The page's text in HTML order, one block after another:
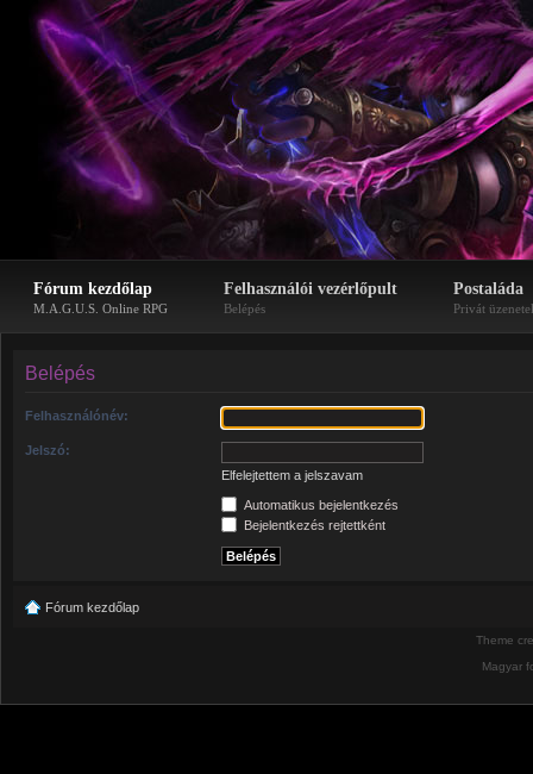
Fórum kezdőlap
M.A.G.U.S. Online RPG
Felhasználói vezérlőpult
Belépés
Postaláda
Privát
Belépés
Felhasználónév:
Jelszó:
Elfelejtettem a jelszavam
Automatikus bejelentkezés
Bejelentkezés rejtettként
Fórum kezdőlap
Theme
Magyar